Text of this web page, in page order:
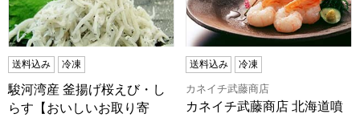
送料込み 冷凍
駿河湾産 釜揚げ桜えび・し
らす【おいしいお取り寄
送料込み 冷凍
カネイチ武藤商店
カネイチ武藤商店 北海道噴